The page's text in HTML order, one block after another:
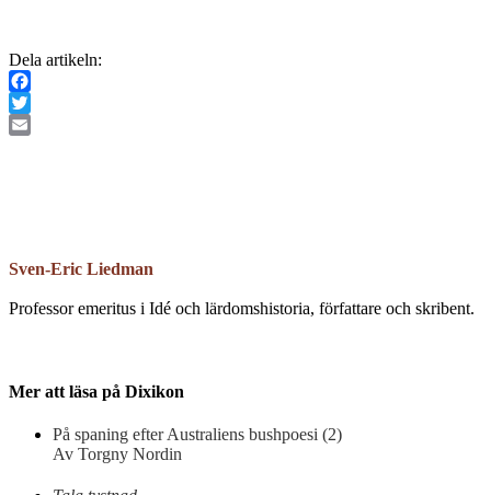
Dela artikeln:
Facebook
Twitter
Sven-Eric Liedman
Professor emeritus i Idé och lärdomshistoria, författare och skribent.
Mer att läsa på Dixikon
På spaning efter Australiens bushpoesi (2)
Av Torgny Nordin